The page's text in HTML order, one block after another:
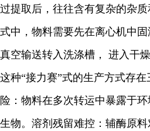
过提取后，往往含有复杂的杂
式中，物料需要先在离心机中
真空输送转入洗涤槽， 进入干燥
这种“接力赛”式的生产方式存
险：物料在多次转运中暴露于
生物。溶剂残留难控：辅酶原料